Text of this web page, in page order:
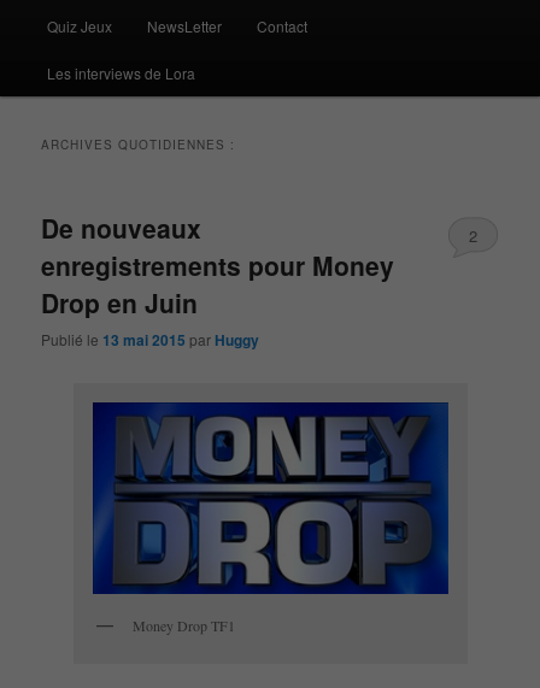
Quiz Jeux NewsLetter Contact
Les interviews de Lora
ARCHIVES QUOTIDIENNES :
De nouveaux
enregistrements pour Money
Drop en Juin
Publié le 13 mai 2015 par Huggy
2
Money Drop TF1